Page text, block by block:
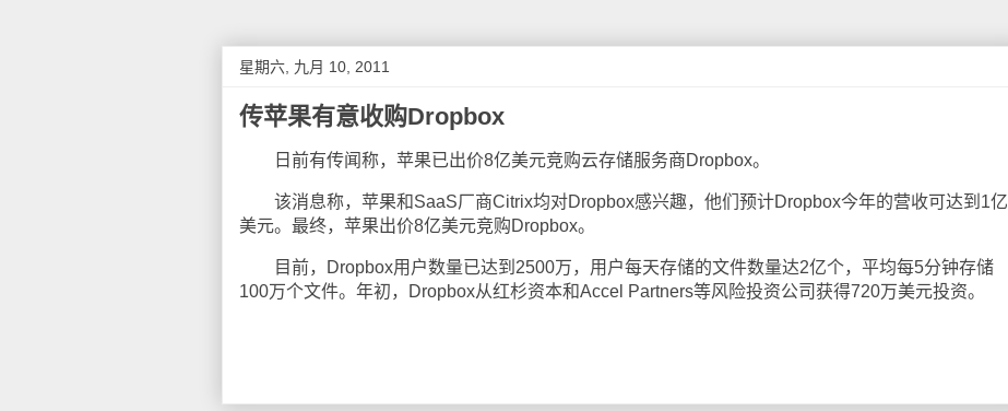
星期六, 九月 10, 2011
传苹果有意收购Dropbox
日前有传闻称，苹果已出价8亿美元竞购云存储服务商Dropbox。
该消息称，苹果和SaaS厂商Citrix均对Dropbox感兴趣，他们预计Dropbox今年的营收可达到1亿
美元。最终，苹果出价8亿美元竞购Dropbox。
目前，Dropbox用户数量已达到2500万，用户每天存储的文件数量达2亿个，平均每5分钟存储
100万个文件。年初，Dropbox从红杉资本和Accel Partners等风险投资公司获得720万美元投资。